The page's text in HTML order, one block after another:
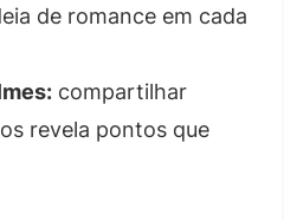
de romance em cada
compartilhar
revela pontos que